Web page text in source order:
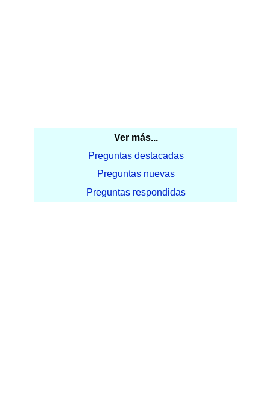
Ver más...
Preguntas destacadas
Preguntas nuevas
Preguntas respondidas